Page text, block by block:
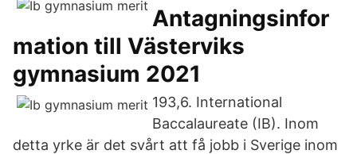
Antagningsinfor
mation till Västerviks
gymnasium 2021
193,6. International
Baccalaureate (IB). Inom
detta yrke är det svårt att få jobb i Sverige inom